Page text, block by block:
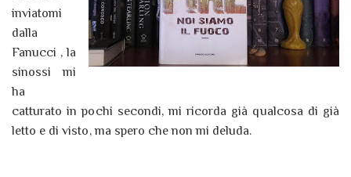
inviatomi
dalla
Fanucci , la
sinossi mi
ha
catturato in pochi secondi, mi ricorda già qualcosa di già
letto e di visto, ma spero che non mi deluda.